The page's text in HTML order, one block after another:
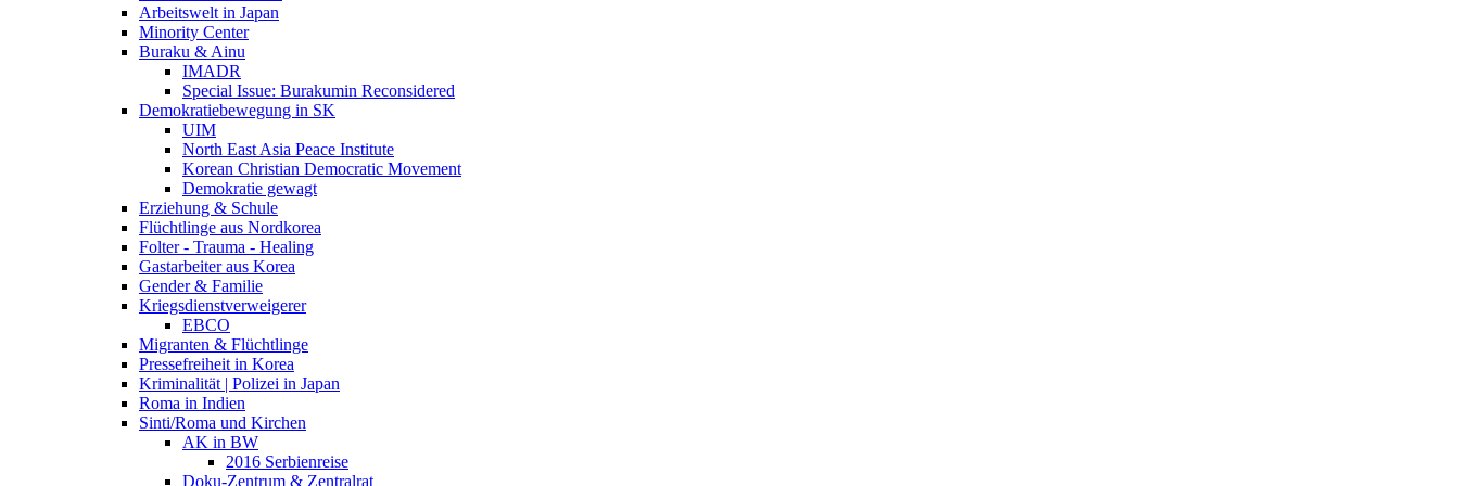
Arbeitswelt in Japan
Minority Center
Buraku & Ainu
IMADR
Special Issue: Burakumin Reconsidered
Demokratiebewegung in SK
UIM
North East Asia Peace Institute
Korean Christian Democratic Movement
Demokratie gewagt
Erziehung & Schule
Flüchtlinge aus Nordkorea
Folter - Trauma - Healing
Gastarbeiter aus Korea
Gender & Familie
Kriegsdienstverweigerer
EBCO
Migranten & Flüchtlinge
Pressefreiheit in Korea
Kriminalität | Polizei in Japan
Roma in Indien
Sinti/Roma und Kirchen
AK in BW
2016 Serbienreise
Doku-Zentrum & Zentralrat